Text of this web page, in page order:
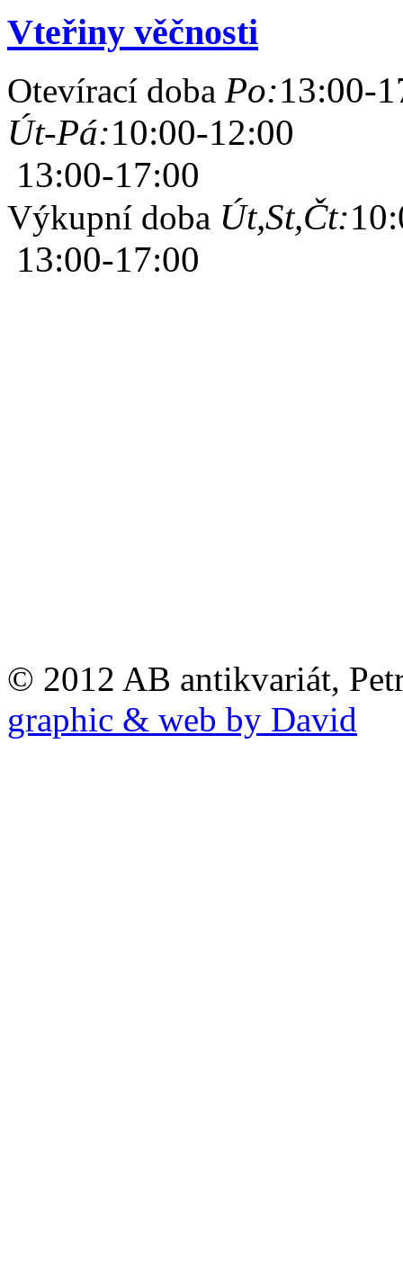
Vteřiny věčnosti
Otevírací doba Po:13:00-
Út-Pá:10:00-12:00
13:00-17:00
Výkupní doba Út,St,Čt:
13:00-17:00
© 2012 AB antikvariát,
graphic & web by David